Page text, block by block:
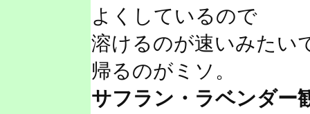
よくしているので
溶けるのが速いみたい
帰るのがミソ。
サフラン・ラベンダー